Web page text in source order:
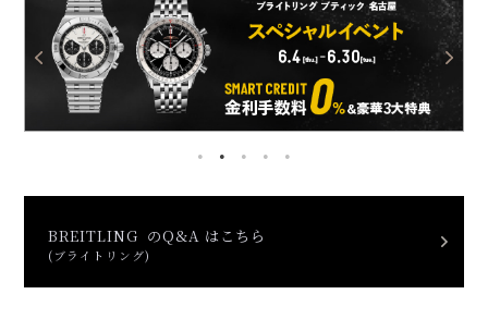
BREITLING のQ&A はこちら
(ブライトリング)